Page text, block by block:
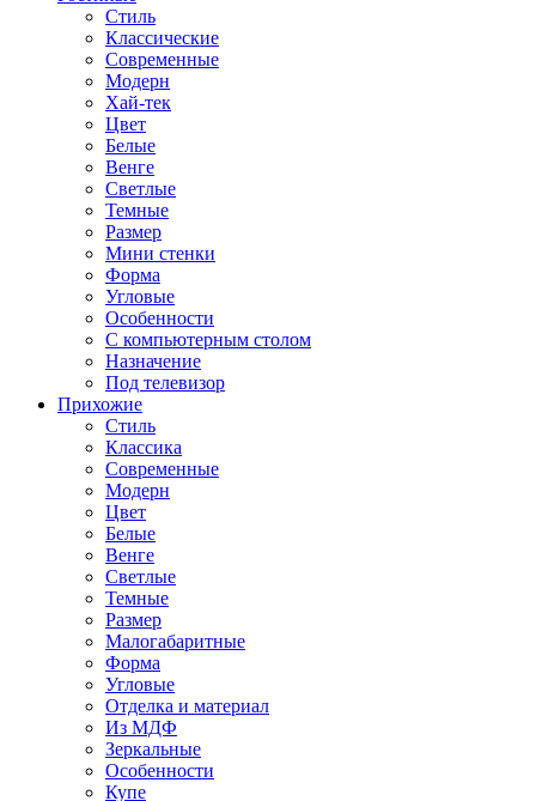
Стиль
Классические
Современные
Модерн
Хай-тек
Цвет
Белые
Венге
Светлые
Темные
Размер
Мини стенки
Форма
Угловые
Особенности
С компьютерным столом
Назначение
Под телевизор
Прихожие
Стиль
Классика
Современные
Модерн
Цвет
Белые
Венге
Светлые
Темные
Размер
Малогабаритные
Форма
Угловые
Отделка и материал
Из МДФ
Зеркальные
Особенности
Купе